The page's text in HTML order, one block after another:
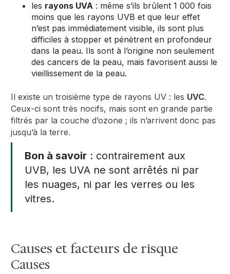
les rayons UVA : même s’ils brûlent 1 000 fois
moins que les rayons UVB et que leur effet
n’est pas immédiatement visible, ils sont plus
difficiles à stopper et pénètrent en profondeur
dans la peau. Ils sont à l’origine non seulement
des cancers de la peau, mais favorisent aussi le
vieillissement de la peau.
Il existe un troisième type de rayons UV : les UVC.
Ceux-ci sont très nocifs, mais sont en grande partie
filtrés par la couche d’ozone ; ils n’arrivent donc pas
jusqu’à la terre.
Bon à savoir : contrairement aux
UVB, les UVA ne sont arrêtés ni par
les nuages, ni par les verres ou les
vitres.
Causes et facteurs de risque
Causes